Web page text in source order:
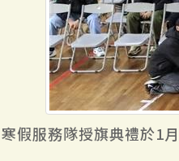
寒假服務隊授旗典禮於1